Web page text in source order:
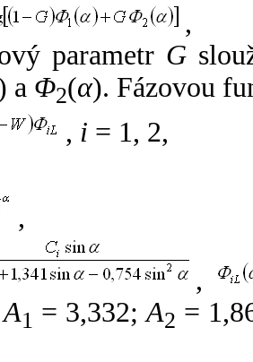
,
parametr G
a Φ2(α). Fázovou
, i = 1, 2,
,
,
A1 = 3,332;A2 =